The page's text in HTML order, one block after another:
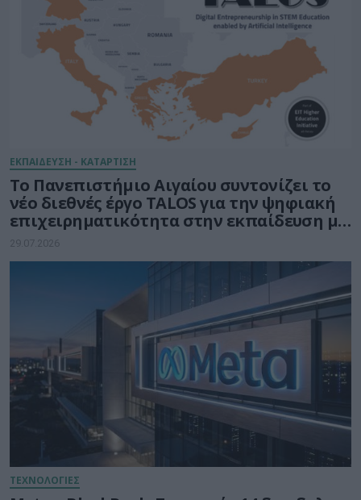
ΕΚΠΑΙΔΕΥΣΗ - ΚΑΤΑΡΤΙΣΗ
Το Πανεπιστήμιο Αιγαίου συντονίζει το
νέο διεθνές έργο TALOS για την ψηφιακή
επιχειρηματικότητα στην εκπαίδευση με
τη δύναμη της Τεχνητής Νοημοσύνης
29.07.2026
ΤΕΧΝΟΛΟΓΙΕΣ